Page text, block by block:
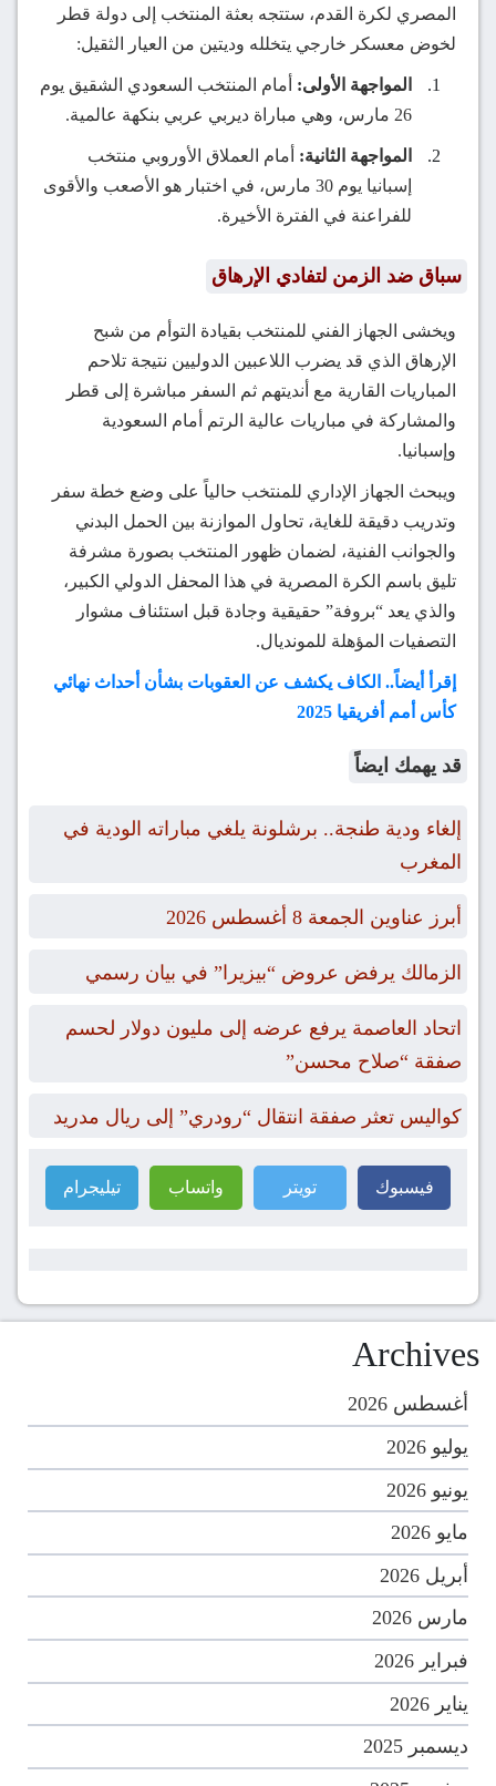
المصري لكرة القدم، ستتجه بعثة المنتخب إلى دولة قطر
لخوض معسكر خارجي يتخلله وديتين من العيار الثقيل:
المواجهة الأولى: أمام المنتخب السعودي الشقيق يوم
26 مارس، وهي مباراة ديربي عربي بنكهة عالمية.
المواجهة الثانية: أمام العملاق الأوروبي منتخب
إسبانيا يوم 30 مارس، في اختبار هو الأصعب والأقوى
للفراعنة في الفترة الأخيرة.
سباق ضد الزمن لتفادي الإرهاق
ويخشى الجهاز الفني للمنتخب بقيادة التوأم من شبح
الإرهاق الذي قد يضرب اللاعبين الدوليين نتيجة تلاحم
المباريات القارية مع أنديتهم ثم السفر مباشرة إلى قطر
والمشاركة في مباريات عالية الرتم أمام السعودية
وإسبانيا.
ويبحث الجهاز الإداري للمنتخب حالياً على وضع خطة سفر
وتدريب دقيقة للغاية، تحاول الموازنة بين الحمل البدني
والجوانب الفنية، لضمان ظهور المنتخب بصورة مشرفة
تليق باسم الكرة المصرية في هذا المحفل الدولي الكبير،
والذي يعد “بروفة” حقيقية وجادة قبل استئناف مشوار
التصفيات المؤهلة للمونديال.
إقرأ أيضاً.. الكاف يكشف عن العقوبات بشأن أحداث نهائي
كأس أمم أفريقيا 2025
قد يهمك ايضاً
إلغاء ودية طنجة.. برشلونة يلغي مباراته الودية في
المغرب
أبرز عناوين الجمعة 8 أغسطس 2026
الزمالك يرفض عروض “بيزيرا” في بيان رسمي
اتحاد العاصمة يرفع عرضه إلى مليون دولار لحسم
صفقة “صلاح محسن”
كواليس تعثر صفقة انتقال “رودري” إلى ريال مدريد
فيسبوك تويتر واتساب تيليجرام
Archives
أغسطس 2026
يوليو 2026
يونيو 2026
مايو 2026
أبريل 2026
مارس 2026
فبراير 2026
يناير 2026
ديسمبر 2025